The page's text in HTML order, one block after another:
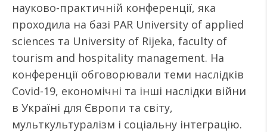
науково-практичній конференції, яка
проходила на базі PAR University of applied
sciences та University of Rijeka, faculty of
tourism and hospitality management. На
конференції обговорювали теми наслідків
Covid-19, економічні та інші наслідки війни
в Україні для Європи та світу,
мульткультуралізм і соціальну інтеграцію.